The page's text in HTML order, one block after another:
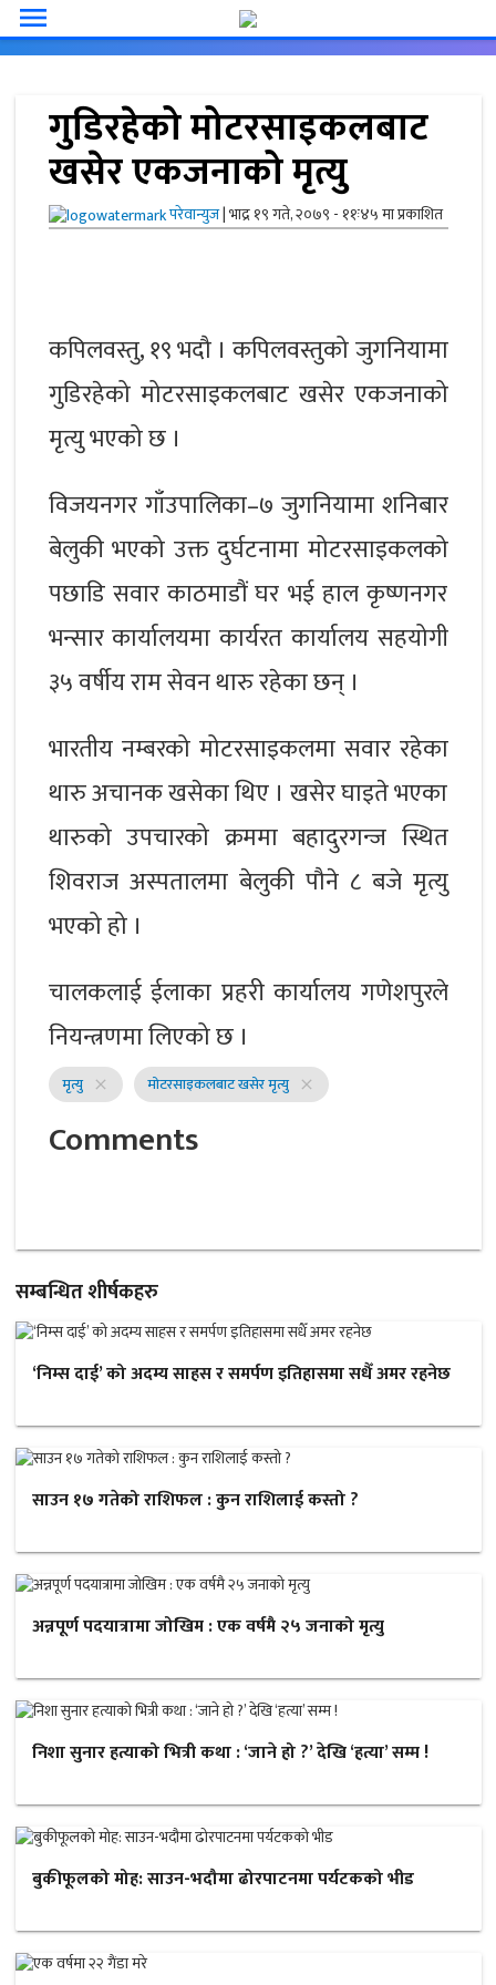
menu
गुडिरहेको मोटरसाइकलबाट
खसेर एकजनाको मृत्यु
परेवान्युज|भाद्र १९ गते, २०७९ - ११ः४५ मा प्रकाशित
कपिलवस्तु, १९ भदौ । कपिलवस्तुको जुगनियामा
गुडिरहेको मोटरसाइकलबाट खसेर एकजनाको
मृत्यु भएको छ ।
विजयनगर गाँउपालिका–७ जुगनियामा शनिबार
बेलुकी भएको उक्त दुर्घटनामा मोटरसाइकलको
पछाडि सवार काठमाडौं घर भई हाल कृष्णनगर
भन्सार कार्यालयमा कार्यरत कार्यालय सहयोगी
३५ वर्षीय राम सेवन थारु रहेका छन् ।
भारतीय नम्बरको मोटरसाइकलमा सवार रहेका
थारु अचानक खसेका थिए । खसेर घाइते भएका
थारुको उपचारको क्रममा बहादुरगन्ज स्थित
शिवराज अस्पतालमा बेलुकी पौने ८ बजे मृत्यु
भएको हो ।
चालकलाई ईलाका प्रहरी कार्यालय गणेशपुरले
नियन्त्रणमा लिएको छ ।
मृत्यु close मोटरसाइकलबाट खसेर मृत्यु close
Comments
सम्बन्धित शीर्षकहरु
‘निम्स दाई’ को अदम्य साहस र समर्पण इतिहासमा सधैँ अमर रहनेछ
साउन १७ गतेको राशिफल : कुन राशिलाई कस्तो ?
अन्नपूर्ण पदयात्रामा जोखिम : एक वर्षमै २५ जनाको मृत्यु
निशा सुनार हत्याको भित्री कथा : ‘जाने हो ?’ देखि ‘हत्या’ सम्म !
बुकीफूलको मोह: साउन-भदौमा ढोरपाटनमा पर्यटकको भीड